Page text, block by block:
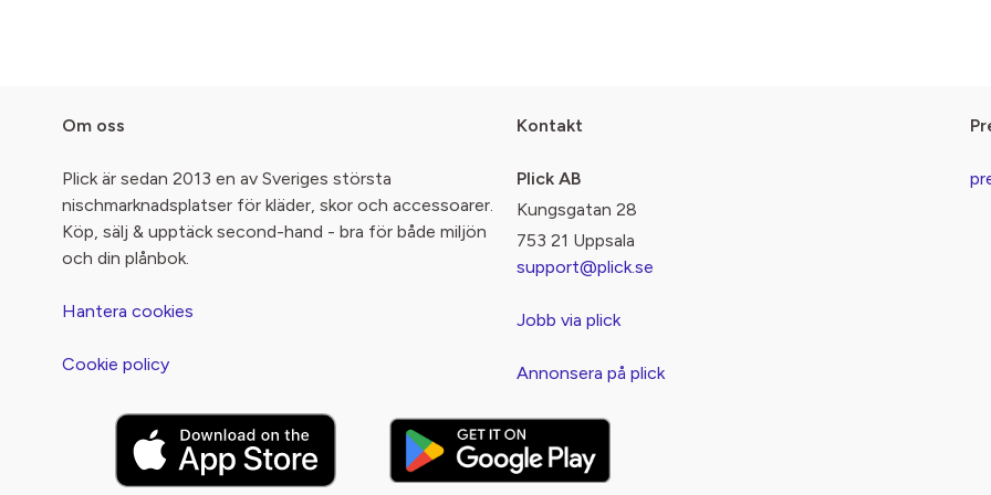
Om oss
Plick är sedan 2013 en av Sveriges största
nischmarknadsplatser för kläder, skor och accessoarer.
Köp, sälj & upptäck second-hand - bra för både miljön
och din plånbok.
Hantera cookies
Cookie policy
Kontakt
Plick AB
Kungsgatan 28
753 21 Uppsala
support@plick.se
Jobb via plick
Annonsera på plick